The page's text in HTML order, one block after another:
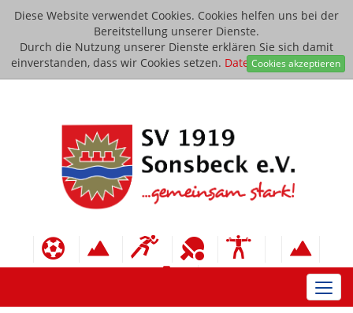
Diese Website verwendet Cookies. Cookies helfen uns bei der
Bereitstellung unserer Dienste.
Durch die Nutzung unserer Dienste erklären Sie sich damit
einverstanden, dass wir Cookies setzen. Datenschutzerklärung
Cookies akzeptieren